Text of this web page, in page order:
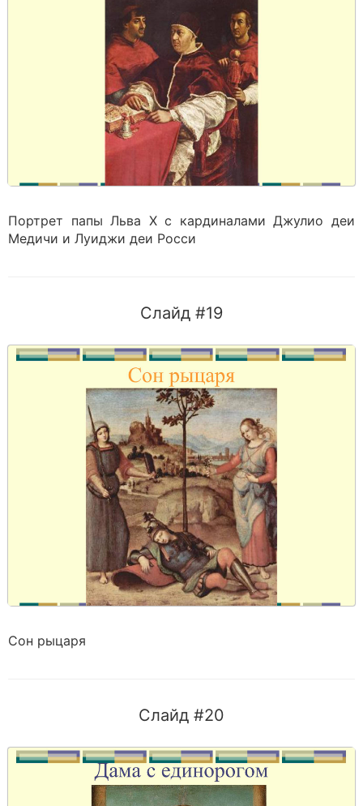
Портрет папы Льва Х с кардиналами Джулио деи
Медичи и Луиджи деи Росси
Слайд #19
Сон рыцаря
Слайд #20